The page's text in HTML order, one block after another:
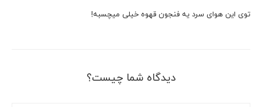
توی این هوای سرد یه فنجون قهوه خیلی میچسبه!
دیدگاه شما چیست؟